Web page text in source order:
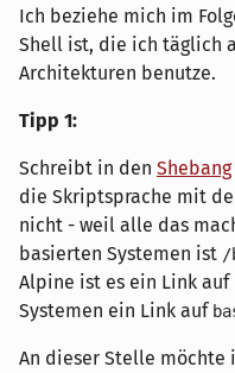
Ich beziehe mich im
Shell ist, die ich täglich
Architekturen benutze.
Tipp 1:
Schreibt in den Shebang
die Skriptsprache mit
nicht - weil alle das
basierten Systemen ist /
Alpine ist es ein Link
Systemen ein Link auf
An dieser Stelle möchte